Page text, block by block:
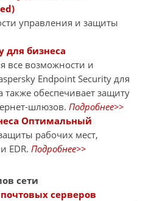
управления и защиты
для бизнеса
все возможности и
Endpoint Security для
обеспечивает защиту
шлюзов. Подробнее>>
Оптимальный
рабочих мест,
EDR. Подробнее>>
сети
серверов